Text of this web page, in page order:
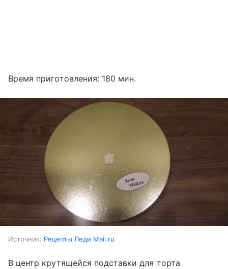
Время приготовления: 180 мин.
Источник: Рецепты Леди Mail.ru
В центр крутящейся подставки для торта